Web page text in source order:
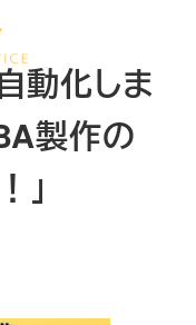
動化しま
製作の
」